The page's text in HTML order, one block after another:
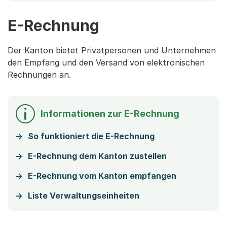
E-Rechnung
Der Kanton bietet Privatpersonen und Unternehmen
den Empfang und den Versand von elektronischen
Rechnungen an.
Informationen zur E-Rechnung
So funktioniert die E-Rechnung
E-Rechnung dem Kanton zustellen
E-Rechnung vom Kanton empfangen
Liste Verwaltungseinheiten